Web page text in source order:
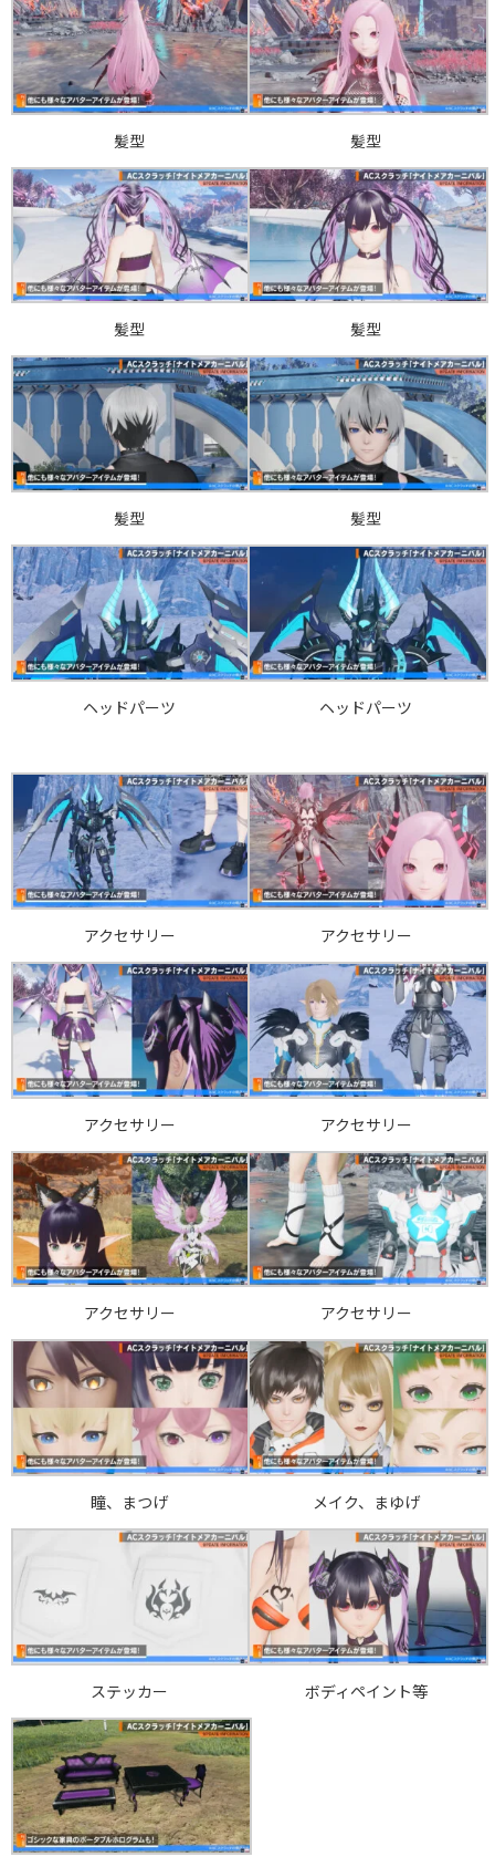
髪型 髪型
髪型 髪型
髪型 髪型
ヘッドパーツ ヘッドパーツ
アクセサリー アクセサリー
アクセサリー アクセサリー
アクセサリー アクセサリー
瞳、まつげ メイク、まゆげ
ステッカー ボディペイント等